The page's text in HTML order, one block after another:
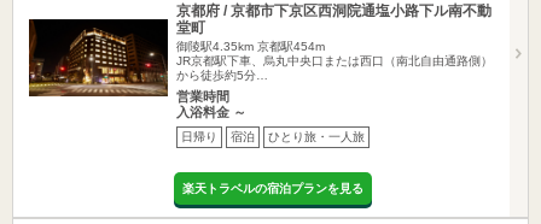
京都府 / 京都市下京区西洞院通塩小路下ル南不動
堂町
御陵駅4.35km 京都駅454m
JR京都駅下車、烏丸中央口または西口（南北自由通路側）
から徒歩約5分…
営業時間
入浴料金 ～
日帰り 宿泊 ひとり旅・一人旅
楽天トラベルの宿泊プランを見る